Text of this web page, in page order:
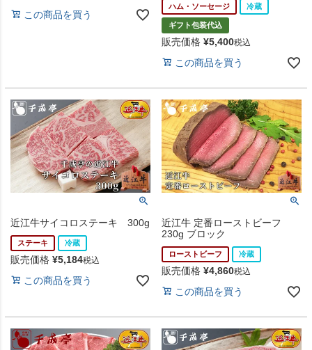
この商品を買う
ハム・ソーセージ 冷蔵
ギフト包装代込
販売価格 ¥5,400税込
この商品を買う
近江牛サイコロステーキ 300g
ステーキ 冷蔵
販売価格 ¥5,184税込
この商品を買う
近江牛 定番ローストビーフ
230g ブロック
ローストビーフ 冷蔵
販売価格 ¥4,860税込
この商品を買う